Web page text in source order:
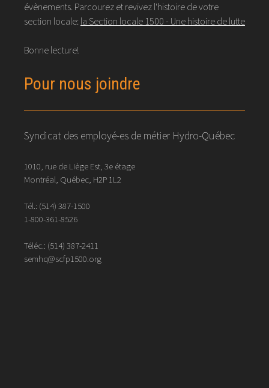
évènements. Parcourez et revivez l'histoire de votre
section locale: la Section locale 1500 - Une histoire de lutte
Bonne lecture!
Pour nous joindre
Syndicat des employé-es de métier Hydro-Québec
1010, rue de Liège Est, 3e étage
Montréal, Québec, H2P 1L2
Tél.: (514) 387-1500
1-800-361-8526
Téléc.: (514) 387-2411
semhq@scfp1500.org